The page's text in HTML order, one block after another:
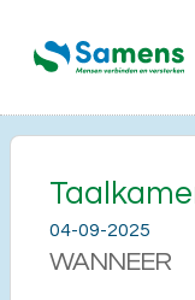
04-09-2025
WANNEER